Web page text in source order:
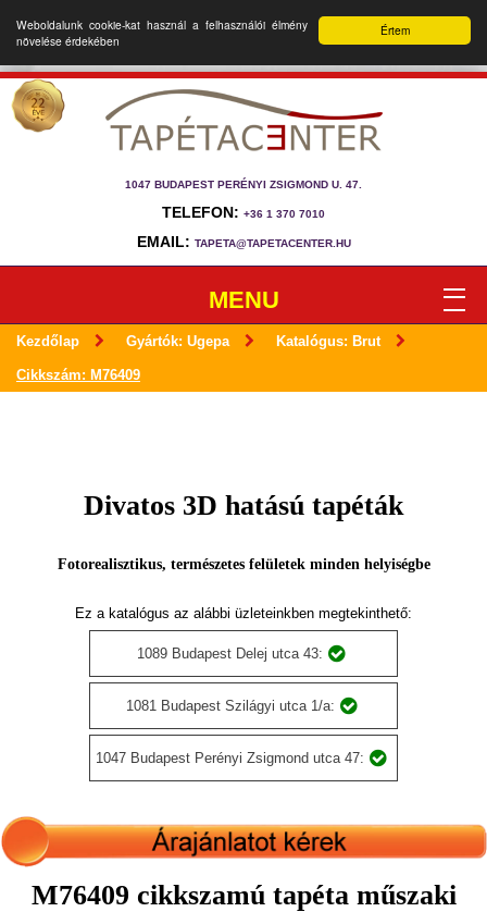
Értem
Weboldalunk cookie-kat használ a felhasználói élmény
növelése érdekében
1047 BUDAPEST PERÉNYI ZSIGMOND U. 47.
TELEFON: +36 1 370 7010
EMAIL: TAPETA@TAPETACENTER.HU
MENU
Kezdőlap Gyártók: Ugepa Katalógus: Brut
Cikkszám: M76409
Divatos 3D hatású tapéták
Fotorealisztikus, természetes felületek minden helyiségbe
Ez a katalógus az alábbi üzleteinkben megtekinthető:
1089 Budapest Delej utca 43:
1081 Budapest Szilágyi utca 1/a:
1047 Budapest Perényi Zsigmond utca 47:
M76409 cikkszamú tapéta műszaki